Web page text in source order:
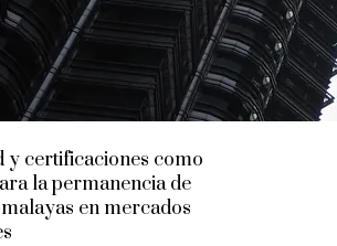
y certificaciones como
la permanencia de
en mercados